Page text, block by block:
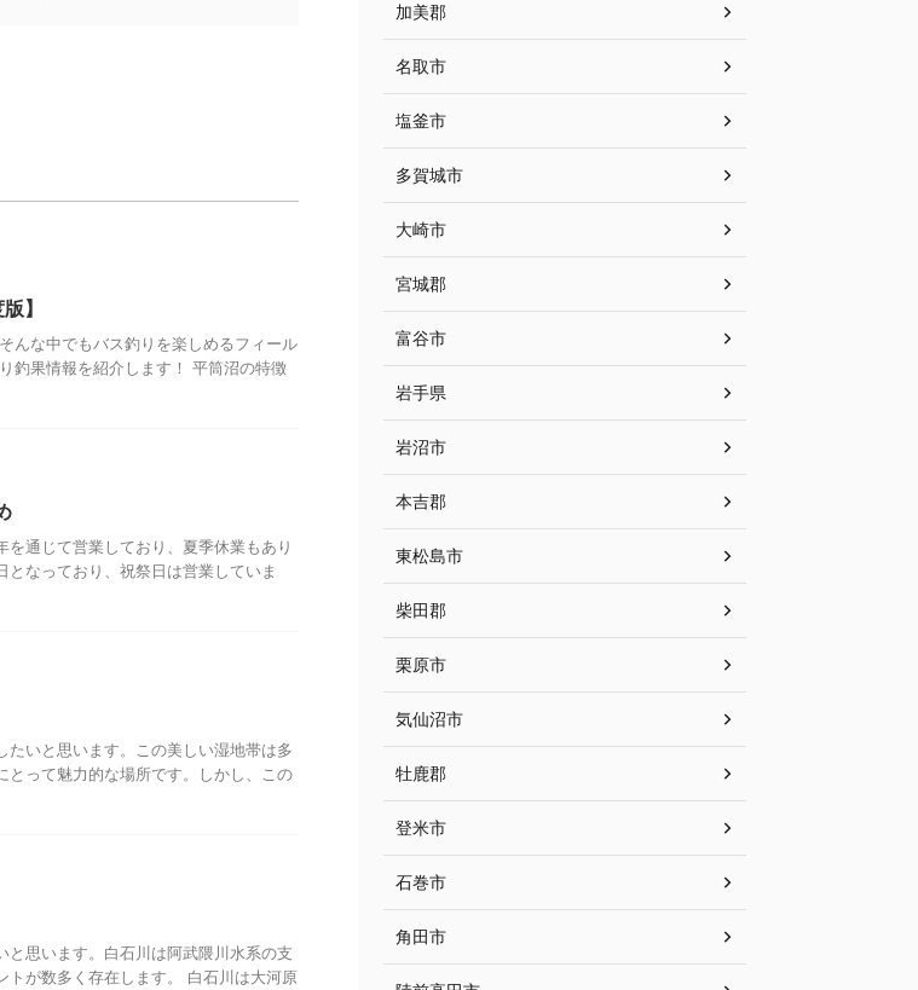
】
んな中でもバス釣りを楽しめるフィール
釣果情報を紹介します！ 平筒沼の特徴
通じて営業しており、夏季休業もあり
なっており、祝祭日は営業していま
いと思います。この美しい湿地帯は多
とって魅力的な場所です。しかし、この
思います。白石川は阿武隈川水系の支
トが数多く存在します。 白石川は大河原
加美郡
名取市
塩釜市
多賀城市
大崎市
宮城郡
富谷市
岩手県
岩沼市
本吉郡
東松島市
柴田郡
栗原市
気仙沼市
牡鹿郡
登米市
石巻市
角田市